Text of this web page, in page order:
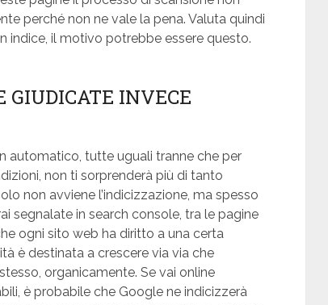
perché non ne vale la pena. Valuta quindi
indice, il motivo potrebbe essere questo.
GIUDICATE INVECE
automatico, tutte uguali tranne che per
non ti sorprenderà più di tanto
non avviene l’indicizzazione, ma spesso
segnalate in search console, tra le pagine
ogni sito web ha diritto a una certa
è destinata a crescere via via che
organicamente. Se vai online
è probabile che Google ne indicizzerà